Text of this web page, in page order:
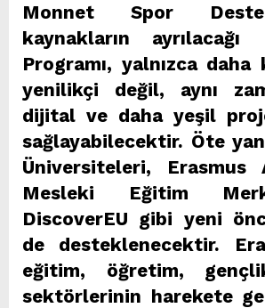
Monnet Spor
kaynakların
Programı, yalnızca daha
yenilikçi değil, aynı
dijital ve daha yeşil
sağlayabilecektir. Öte
Üniversiteleri, Erasmus
Mesleki Eğitim
DiscoverEU gibi yeni
de desteklenecektir.
eğitim, öğretim,
sektörlerinin harekete